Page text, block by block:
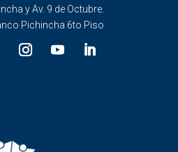
y Av. 9 de Octubre.
Pichincha 6to Piso